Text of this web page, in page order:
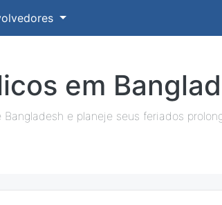
em
e planeje seus feriados